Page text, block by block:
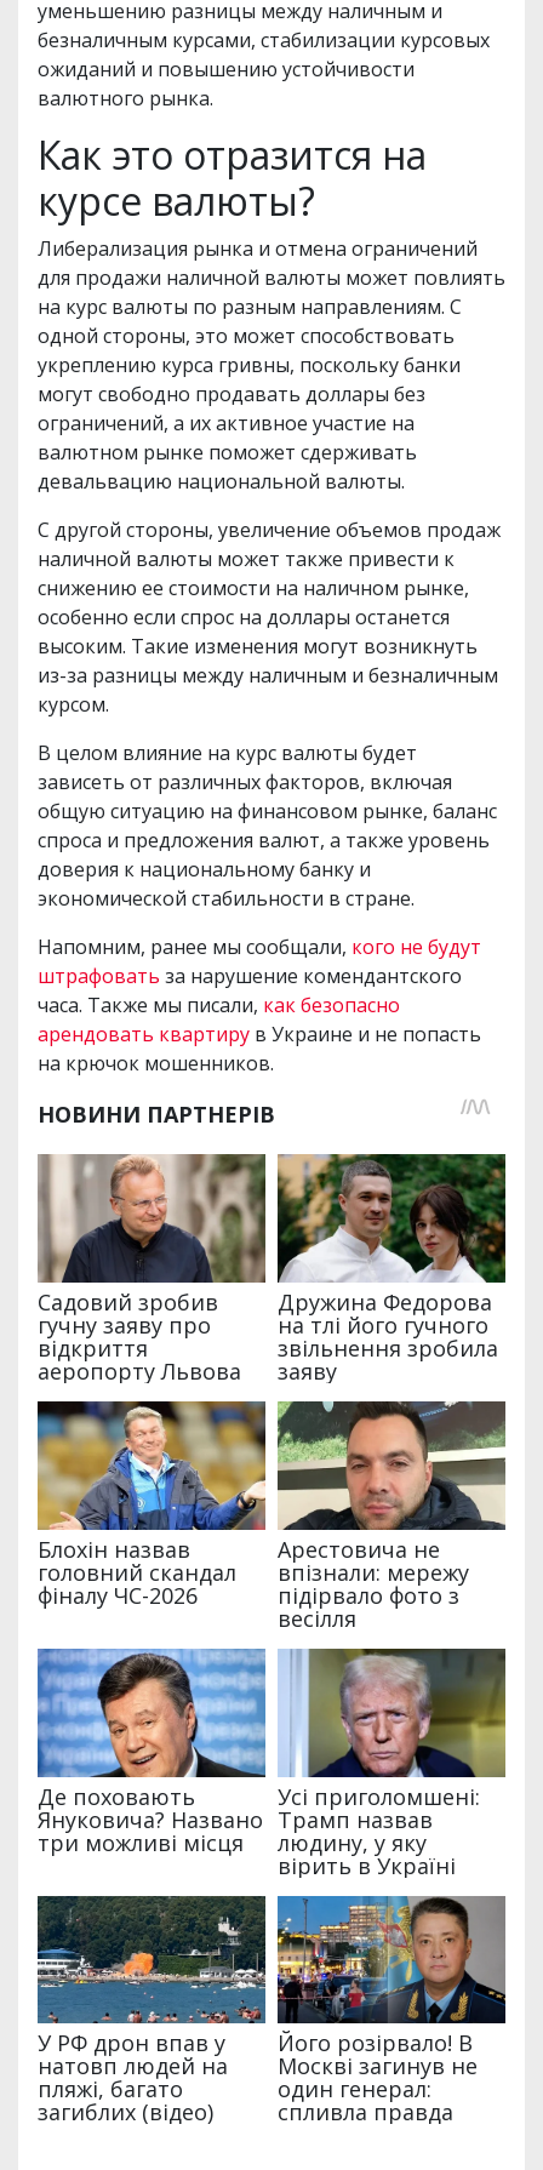
уменьшению разницы между наличным и
безналичным курсами, стабилизации курсовых
ожиданий и повышению устойчивости
валютного рынка.
Как это отразится на
курсе валюты?
Либерализация рынка и отмена ограничений
для продажи наличной валюты может повлиять
на курс валюты по разным направлениям. С
одной стороны, это может способствовать
укреплению курса гривны, поскольку банки
могут свободно продавать доллары без
ограничений, а их активное участие на
валютном рынке поможет сдерживать
девальвацию национальной валюты.
С другой стороны, увеличение объемов продаж
наличной валюты может также привести к
снижению ее стоимости на наличном рынке,
особенно если спрос на доллары останется
высоким. Такие изменения могут возникнуть
из-за разницы между наличным и безналичным
курсом.
В целом влияние на курс валюты будет
зависеть от различных факторов, включая
общую ситуацию на финансовом рынке, баланс
спроса и предложения валют, а также уровень
доверия к национальному банку и
экономической стабильности в стране.
Напомним, ранее мы сообщали, кого не будут
штрафовать за нарушение комендантского
часа. Также мы писали, как безопасно
арендовать квартиру в Украине и не попасть
на крючок мошенников.